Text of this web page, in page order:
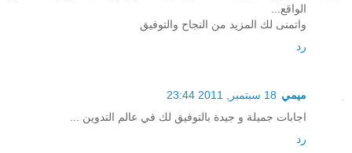
الواقع...
واتمنى لك المزيد من النجاح والتوفيق
رد
ميمي 18 سبتمبر, 2011 23:44
اجابات جميلة و جيدة بالتوفيق لك في عالم التدوين ...
رد